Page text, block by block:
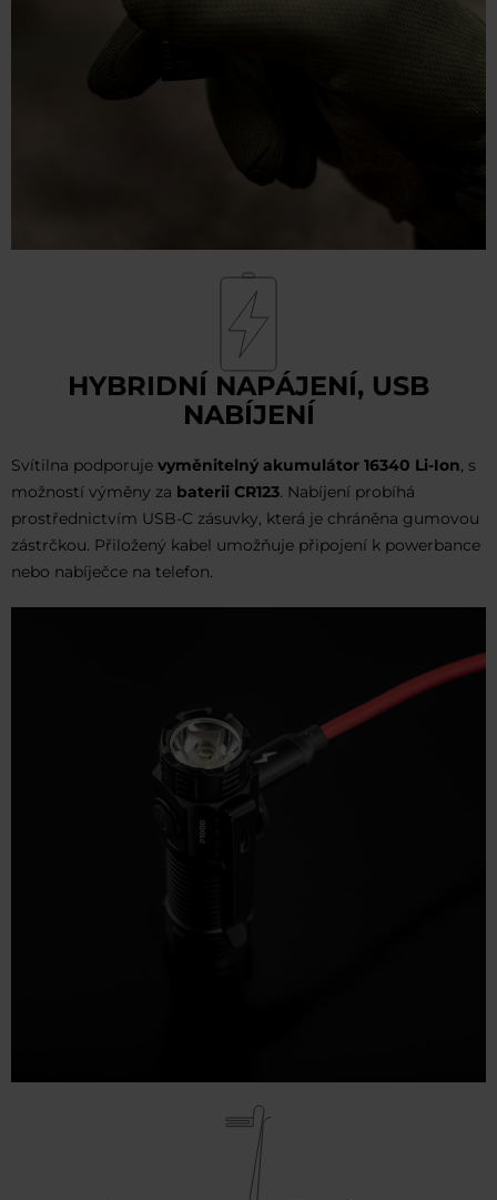
HYBRIDNÍ NAPÁJENÍ, USB
NABÍJENÍ
Svítilna podporuje vyměnitelný akumulátor 16340 Li-Ion , s
možností výměny za baterii CR123 . Nabíjení probíhá
prostřednictvím USB-C zásuvky, která je chráněna gumovou
zástrčkou. Přiložený kabel umožňuje připojení k powerbance
nebo nabíječce na telefon.